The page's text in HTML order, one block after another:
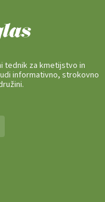
tednik za kmetijstvo in
informativno, strokovno